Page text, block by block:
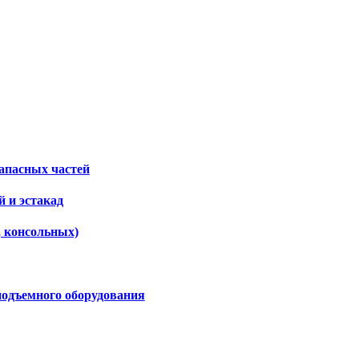
частей
и эстакад
консольных)
оборудования